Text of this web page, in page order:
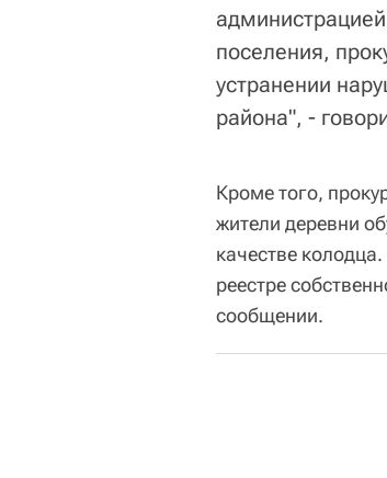
поселения,
устранении
района", -
Кроме того,
жители деревни
качестве
реестре
сообщении.